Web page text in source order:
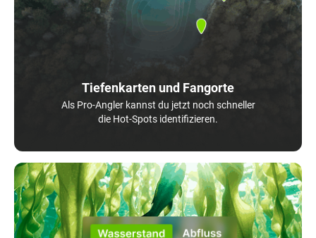
Tiefenkarten und Fangorte
Als Pro-Angler kannst du jetzt noch schneller
die Hot-Spots identifizieren.